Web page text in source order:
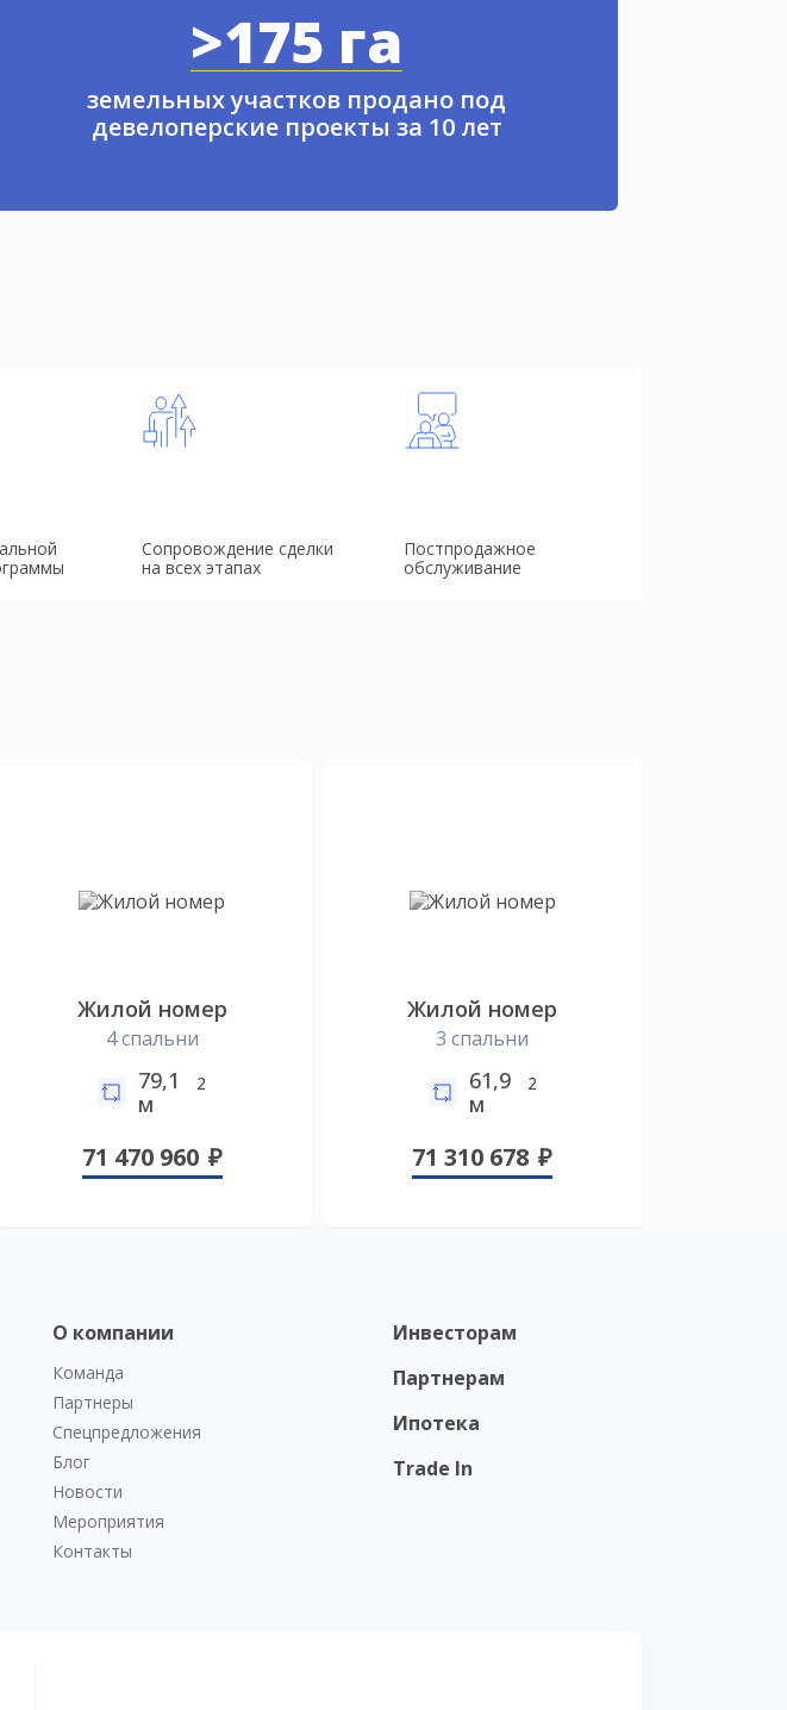
>175 га
земельных участков продано под
девелоперские проекты за 10 лет
Сопровождение сделки
на всех этапах
Постпродажное
обслуживание
Жилой номер
4 спальни
79,1
м
2
71 470 960
Жилой номер
3 спальни
61,9
м
2
71 310 678
О компании
Команда
Партнеры
Спецпредложения
Блог
Новости
Мероприятия
Контакты
Инвесторам
Партнерам
Ипотека
Trade In